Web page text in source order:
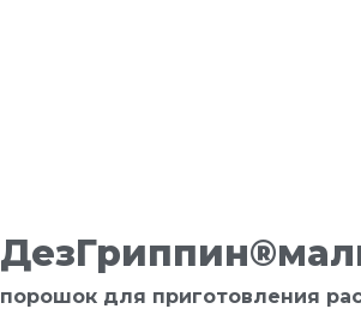
порошок для приготовления